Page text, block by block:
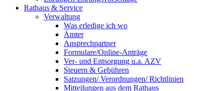
Rathaus & Service
Verwaltung
Was erledige ich wo
Ämter
Ansprechpartner
Formulare/Online-Anträge
Ver- und Entsorgung u.a. AZV
Steuern & Gebühren
Satzungen/ Verordnungen/ Richtlinien
Mitteilungen aus dem Rathaus